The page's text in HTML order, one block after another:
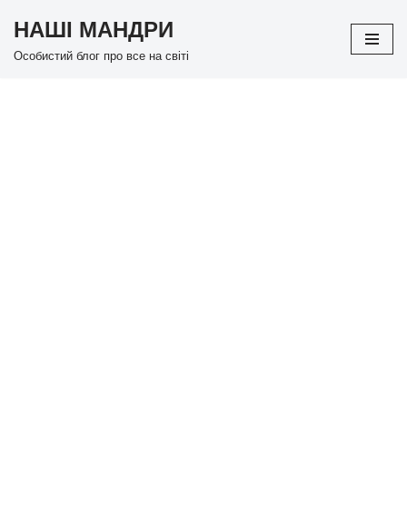
Перейти
НАШІ МАНДРИ
Особистий блог про все на світі